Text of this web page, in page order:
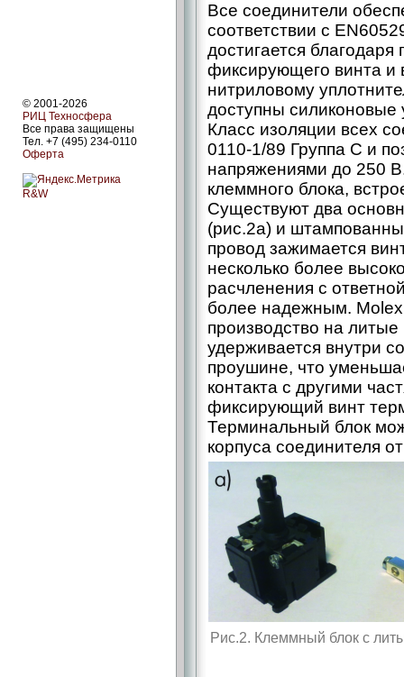
© 2001-2026
РИЦ Техносфера
Все права защищены
Тел. +7 (495) 234-0110
Оферта
R&W
Все соединители
соответствии с
достигается
фиксирующего винта и
нитриловому
доступны силиконовые
Класс изоляции всех
0110-1/89 Группа С и
напряжениями до 250
клеммного блока,
Существуют два
(рис.2а) и
провод зажимается
несколько более
расчленения с
более надежным.
производство на
удерживается внутри
проушине, что
контакта с другими
фиксирующий винт
Терминальный блок
корпуса соединителя
Рис.2. Клеммный блок с